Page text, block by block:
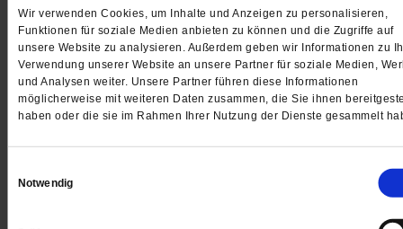
Wir verwenden Cookies, um Inhalte und Anzeigen zu personalisieren,
Funktionen für soziale Medien anbieten zu können und die Zugriffe auf
unsere Website zu analysieren. Außerdem geben wir Informationen zu
Verwendung unserer Website an unsere Partner für soziale Medien,
und Analysen weiter. Unsere Partner führen diese Informationen
möglicherweise mit weiteren Daten zusammen, die Sie ihnen
haben oder die sie im Rahmen Ihrer Nutzung der Dienste gesammelt
Notwendig